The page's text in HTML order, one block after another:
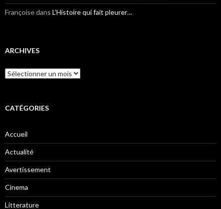
Françoisedans L’Histoire qui fait pleurer…
ARCHIVES
Archives
CATÉGORIES
Accueil
Actualité
Avertissement
Cinema
Litterature